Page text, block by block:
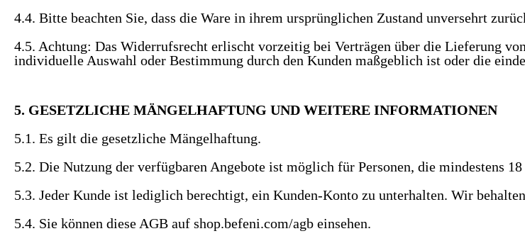
4.4. Bitte beachten Sie, dass die Ware in ihrem ursprünglichen Zustand unversehrt
4.5. Achtung: Das Widerrufsrecht erlischt vorzeitig bei Verträgen über die Lieferung
individuelle Auswahl oder Bestimmung durch den Kunden maßgeblich ist oder die
5. GESETZLICHE MÄNGELHAFTUNG UND WEITERE INFORMATIONEN
5.1. Es gilt die gesetzliche Mängelhaftung.
5.2. Die Nutzung der verfügbaren Angebote ist möglich für Personen, die mindestens
5.3. Jeder Kunde ist lediglich berechtigt, ein Kunden-Konto zu unterhalten. Wir
5.4. Sie können diese AGB auf shop.befeni.com/agb einsehen.